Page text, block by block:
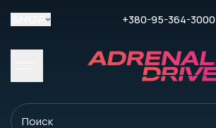
+380-95-364-3000